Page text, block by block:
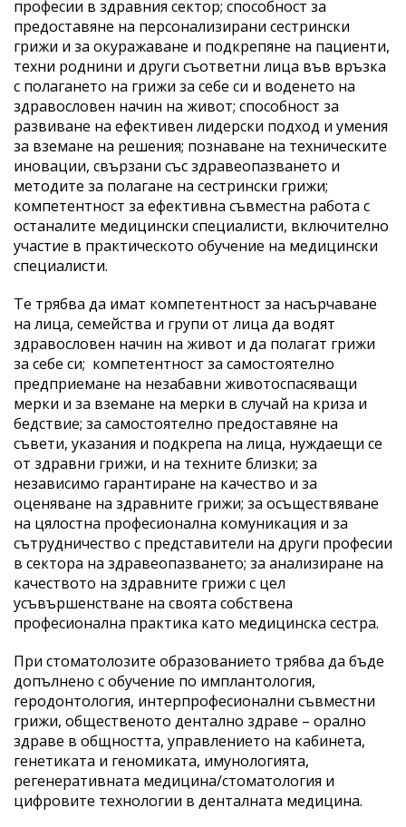
професии в здравния сектор; способност за
предоставяне на персонализирани сестрински
грижи и за окуражаване и подкрепяне на пациенти,
техни роднини и други съответни лица във връзка
с полагането на грижи за себе си и воденето на
здравословен начин на живот; способност за
развиване на ефективен лидерски подход и умения
за вземане на решения; познаване на техническите
иновации, свързани със здравеопазването и
методите за полагане на сестрински грижи;
компетентност за ефективна съвместна работа с
останалите медицински специалисти, включително
участие в практическото обучение на медицински
специалисти.
Те трябва да имат компетентност за насърчаване
на лица, семейства и групи от лица да водят
здравословен начин на живот и да полагат грижи
за себе си; компетентност за самостоятелно
предприемане на незабавни животоспасяващи
мерки и за вземане на мерки в случай на криза и
бедствие; за самостоятелно предоставяне на
съвети, указания и подкрепа на лица, нуждаещи се
от здравни грижи, и на техните близки; за
независимо гарантиране на качество и за
оценяване на здравните грижи; за осъществяване
на цялостна професионална комуникация и за
сътрудничество с представители на други професии
в сектора на здравеопазването; за анализиране на
качеството на здравните грижи с цел
усъвършенстване на своята собствена
професионална практика като медицинска сестра.
При стоматолозите образованието трябва да бъде
допълнено с обучение по имплантология,
геродонтология, интерпрофесионални съвместни
грижи, общественото дентално здраве – орално
здраве в общността, управлението на кабинета,
генетиката и геномиката, имунологията,
регенеративната медицина/стоматология и
цифровите технологии в денталната медицина.